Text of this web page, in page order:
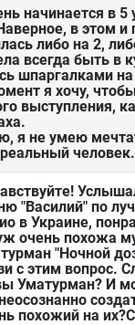
начинается в 5
в этом
либо на 2,
всегда быть в
шпаргалками
я хочу,
выступления,
я не умею
"Василий" по
в Украине,
очень похожа
"Ночной
с этим вопрос.
Уматурман? И
похожий на